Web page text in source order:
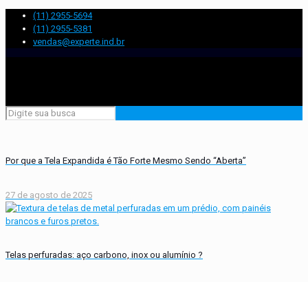
(11) 2955-5694
(11) 2955-5381
vendas@experte.ind.br
Por que a Tela Expandida é Tão Forte Mesmo Sendo “Aberta”
27 de agosto de 2025
Telas perfuradas: aço carbono, inox ou alumínio ?